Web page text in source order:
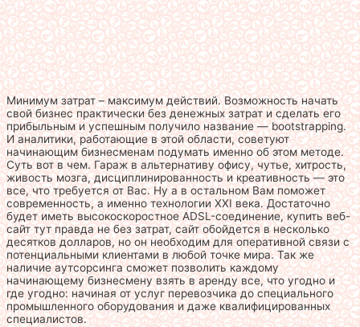
Минимум затрат – максимум действий. Возможность начать
свой бизнес практически без денежных затрат и сделать его
прибыльным и успешным получило название — bootstrapping.
И аналитики, работающие в этой области, советуют
начинающим бизнесменам подумать именно об этом методе.
Суть вот в чем. Гараж в альтернативу офису, чутье, хитрость,
живость мозга, дисциплинированность и креативность — это
все, что требуется от Вас. Ну а в остальном Вам поможет
современность, а именно технологии XXI века. Достаточно
будет иметь высокоскоростное ADSL-соединение, купить веб-
сайт тут правда не без затрат, сайт обойдется в несколько
десятков долларов, но он необходим для оперативной связи с
потенциальными клиентами в любой точке мира. Так же
наличие аутсорсинга сможет позволить каждому
начинающему бизнесмену взять в аренду все, что угодно и
где угодно: начиная от услуг перевозчика до специального
промышленного оборудования и даже квалифицированных
специалистов.